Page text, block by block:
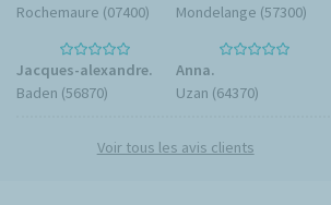
Rochemaure (07400)
Mondelange (57300)
Jacques-alexandre.
Baden (56870)
Anna.
Uzan (64370)
Voir tous les avis clients